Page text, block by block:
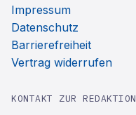
Impressum
Datenschutz
Barrierefreiheit
Vertrag widerrufen
KONTAKT ZUR REDAKTION